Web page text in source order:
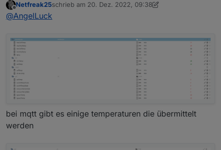
API rein kommen. Dachte eher an den Weg den
die Temperaturdaten ja Verfügbar.
Offline
Netfreak25schrieb am 20. Dez. 2022, 09:38
zuletzt editiert von Netfreak25
@AngelLuck
bei mqtt gibt es einige temperaturen die übermittelt
werden